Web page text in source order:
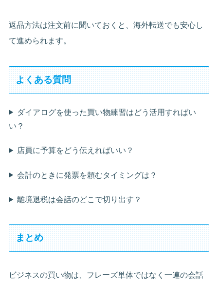
返品方法は注文前に聞いておくと、海外転送でも安心し
て進められます。
よくある質問
ダイアログを使った買い物練習はどう活用すればい
い？
店員に予算をどう伝えればいい？
会計のときに発票を頼むタイミングは？
離境退税は会話のどこで切り出す？
まとめ
ビジネスの買い物は、フレーズ単体ではなく一連の会話